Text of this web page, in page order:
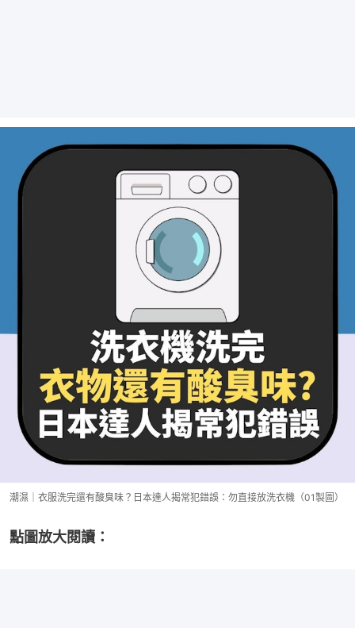
潮濕｜衣服洗完還有酸臭味？日本達人揭常犯錯誤：勿直接放洗衣機（01製圖）
點圖放大閱讀：